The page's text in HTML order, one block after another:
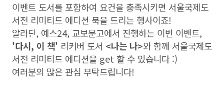
이벤트 도서를 포함하여 요건을 충족시키면 서울국제도
서전 리미티드 에디션 북을 드리는 행사이죠!
알라딘, 예스24, 교보문고에서 진행하는 이번 이벤트,
'다시, 이 책' 리커버 도서 <나는 나>와 함께 서울국제도
서전 리미티드 에디션을 get 할 수 있습니다 :)
여러분의 많은 관심 부탁드립니다!